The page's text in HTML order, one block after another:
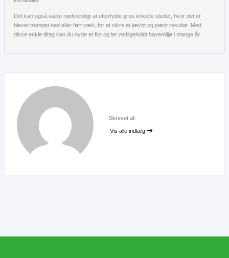
Det kan også være nødvendigt at efterfylde grus enkelte steder, hvor det er
blevet trampet ned eller ført væk, for at sikre et jævnt og pænt resultat. Med
disse enkle tiltag kan du nyde et flot og let vedligeholdt havemiljø i mange år.
Skrevet af:
Vis alle indlæg